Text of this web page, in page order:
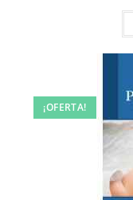
¡OFERTA!